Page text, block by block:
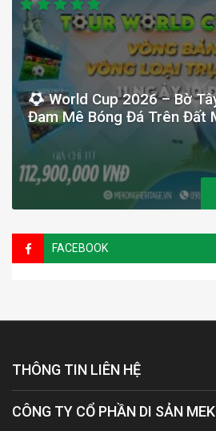
World Cup 2026 – Bờ
Đam Mê Bóng Đá Trên Đất
FACEBOOK
THÔNG TIN LIÊN HỆ
CÔNG TY CỔ PHẦN DI SẢN